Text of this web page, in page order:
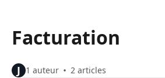
Facturation
J 1 auteur 2 articles